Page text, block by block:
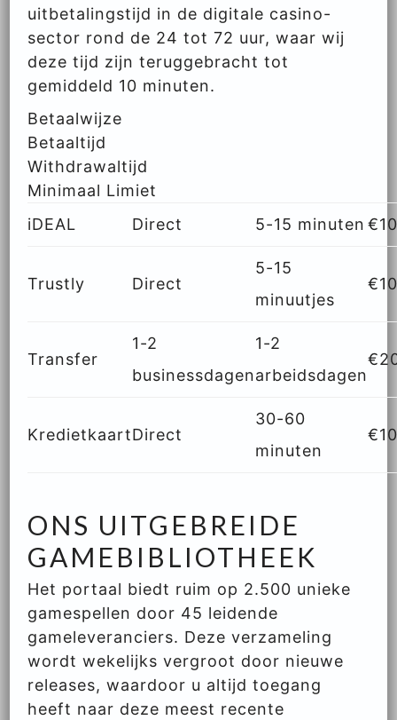
uitbetalingstijd in de digitale casino-
sector rond de 24 tot 72 uur, waar wij
deze tijd zijn teruggebracht tot
gemiddeld 10 minuten.
Betaalwijze
Betaaltijd
Withdrawaltijd
Minimaal Limiet
iDEAL
Direct 5-15 minuten
Trustly Direct
5-15
minuutjes
Transfer
1-2
businessdagen
1-2
arbeidsdagen
KredietkaartDirect
30-60
minuten
ONS UITGEBREIDE
GAMEBIBLIOTHEEK
Het portaal biedt ruim op 2.500 unieke
gamespellen door 45 leidende
gameleveranciers. Deze verzameling
wordt wekelijks vergroot door nieuwe
releases, waardoor u altijd toegang
heeft naar deze meest recente